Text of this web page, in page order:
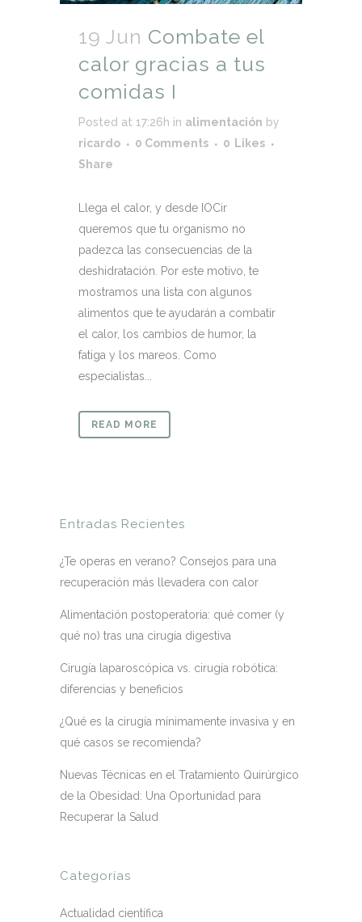
19 Jun Combate el
calor gracias a tus
comidas I
Posted at 17:26h in alimentación by
ricardo
0 Comments 0 Likes
Share
Llega el calor, y desde IOCir
queremos que tu organismo no
padezca las consecuencias de la
deshidratación. Por este motivo, te
mostramos una lista con algunos
alimentos que te ayudarán a combatir
el calor, los cambios de humor, la
fatiga y los mareos. Como
especialistas...
READ MORE
Entradas Recientes
¿Te operas en verano? Consejos para una
recuperación más llevadera con calor
Alimentación postoperatoria: qué comer (y
qué no) tras una cirugía digestiva
Cirugía laparoscópica vs. cirugía robótica:
diferencias y beneficios
¿Qué es la cirugía mínimamente invasiva y en
qué casos se recomienda?
Nuevas Técnicas en el Tratamiento Quirúrgico
de la Obesidad: Una Oportunidad para
Recuperar la Salud
Categorías
Actualidad científica